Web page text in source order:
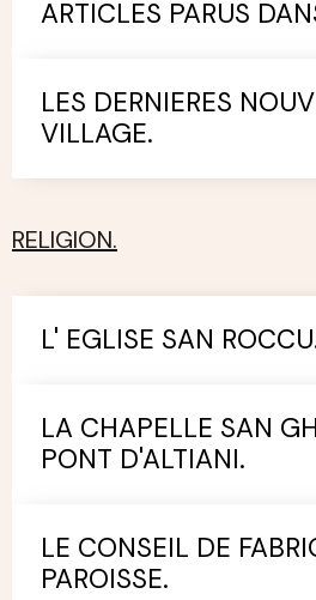
ARTICLES PARUS
LES DERNIERES
VILLAGE.
RELIGION.
L' EGLISE SAN
LA CHAPELLE SAN
PONT D'ALTIANI.
LE CONSEIL DE
PAROISSE.